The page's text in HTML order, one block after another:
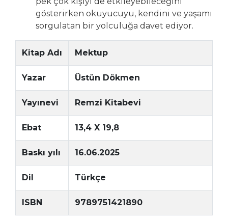
gösterirken okuyucuyu, kendini ve yaşamı
sorgulatan bir yolculuğa davet ediyor.
Kitap Adı Mektup
Yazar Üstün Dökmen
Yayınevi Remzi Kitabevi
Ebat 13,4 X 19,8
Baskı yılı 16.06.2025
Dil Türkçe
ISBN 9789751421890